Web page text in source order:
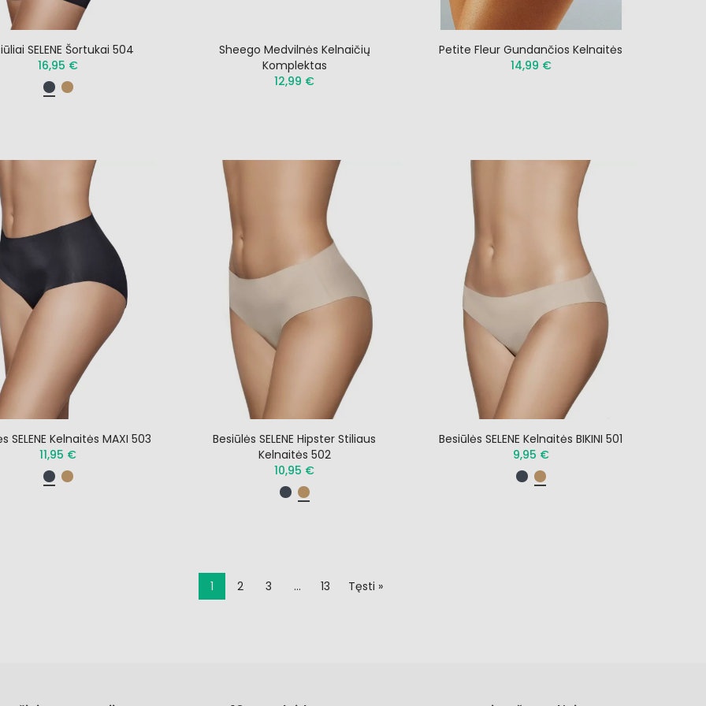
SELENE Šortukai 504
16,95 €
Sheego Medvilnės Kelnaičių
Komplektas
12,99 €
Petite Fleur Gundančios Kelnaitės
14,99 €
SELENE Kelnaitės MAXI 503
11,95 €
Besiūlės SELENE Hipster Stiliaus
Kelnaitės 502
10,95 €
Besiūlės SELENE Kelnaitės BIKINI 501
9,95 €
1 2 3 … 13 Tęsti »